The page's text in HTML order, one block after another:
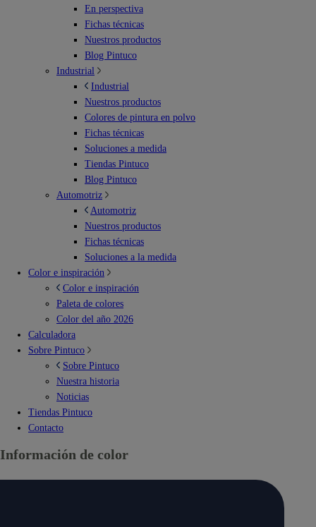
En perspectiva
Fichas técnicas
Nuestros productos
Blog Pintuco
Industrial
Industrial
Nuestros productos
Colores de pintura en polvo
Fichas técnicas
Soluciones a medida
Tiendas Pintuco
Blog Pintuco
Automotriz
Automotriz
Nuestros productos
Fichas técnicas
Soluciones a la medida
Color e inspiración
Color e inspiración
Paleta de colores
Color del año 2026
Calculadora
Sobre Pintuco
Sobre Pintuco
Nuestra historia
Noticias
Tiendas Pintuco
Contacto
Información de color